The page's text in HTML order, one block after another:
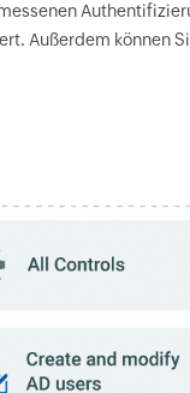
Außerdem können